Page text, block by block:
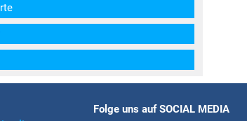
Folge uns auf SOCIAL MEDIA